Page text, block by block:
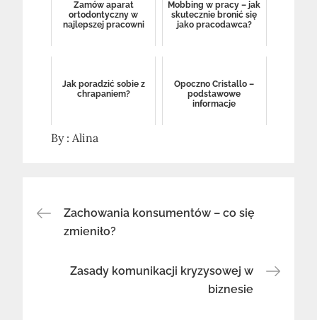
Zamów aparat
ortodontyczny w
najlepszej pracowni
Mobbing w pracy – jak
skutecznie bronić się
jako pracodawca?
Jak poradzić sobie z
chrapaniem?
Opoczno Cristallo –
podstawowe
informacje
By : Alina
Nawigacja
wpisu
Zachowania konsumentów – co się
zmieniło?
Zasady komunikacji kryzysowej w
biznesie